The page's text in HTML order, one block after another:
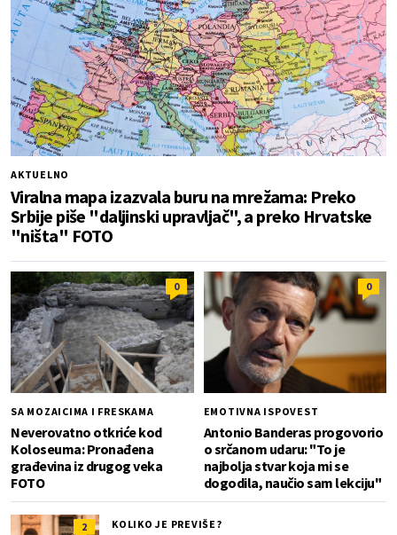
AKTUELNO
Viralna mapa izazvala buru na mrežama: Preko
Srbije piše "daljinski upravljač", a preko Hrvatske
"ništa" FOTO
0
SA MOZAICIMA I FRESKAMA
Neverovatno otkriće kod
Koloseuma: Pronađena
građevina iz drugog veka
FOTO
0
EMOTIVNA ISPOVEST
Antonio Banderas progovorio
o srčanom udaru: "To je
najbolja stvar koja mi se
dogodila, naučio sam lekciju"
2 KOLIKO JE PREVIŠE?